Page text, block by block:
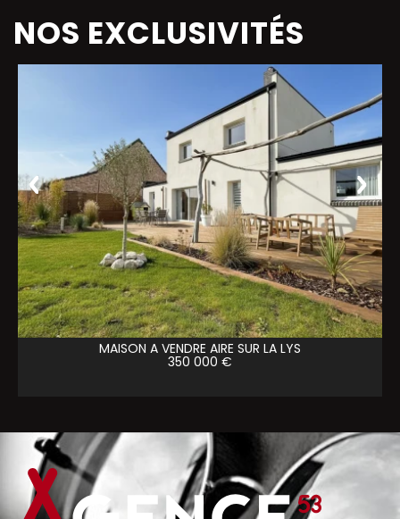
NOS EXCLUSIVITÉS
MAISON A VENDRE AIRE SUR LA LYS
350 000 €